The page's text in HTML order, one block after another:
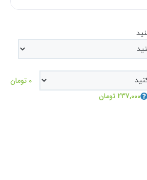
0 تومان
237,000 تومان